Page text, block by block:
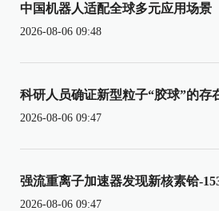
中国机器人适配全球多元应用场景
2026-08-06 09:48
科研人员确证新型粒子“胶球”的存
2026-08-06 09:47
强流重离子加速器发现新核素铪-
2026-08-06 09:47